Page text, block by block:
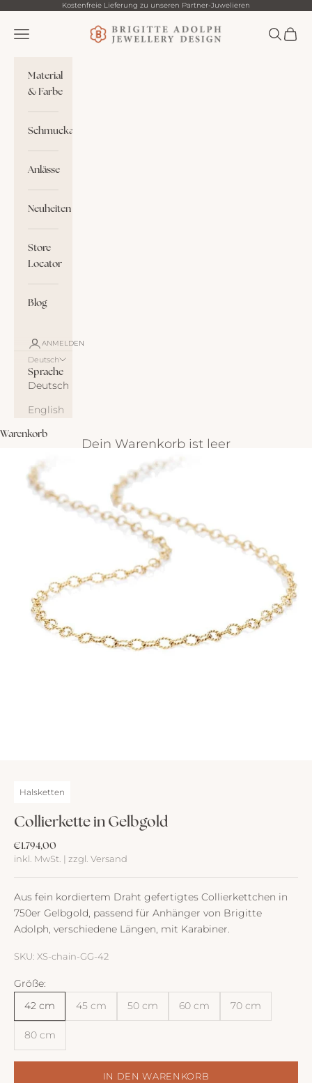
Zum Inhalt springenKostenfreie Lieferung zu unseren Partner-Juwelieren
Brigitte Adolph
Menü Suchen
Material
& Farbe
Schmuckart
Anlässe
Neuheiten
Store
Locator
Blog
ANMELDEN
Deutsch
Sprache
Deutsch
English
Warenkorb
Dein Warenkorb ist leer
Halsketten
Collierkette in Gelbgold
Angebot
€1.794,00
inkl. MwSt. | zzgl. Versand
Aus fein kordiertem Draht gefertigtes Collierkettchen in
750er Gelbgold, passend für Anhänger von Brigitte
Adolph, verschiedene Längen, mit Karabiner.
SKU: XS-chain-GG-42
Größe:
42 cm
45 cm 50 cm 60 cm 70 cm
80 cm
IN DEN WARENKORB